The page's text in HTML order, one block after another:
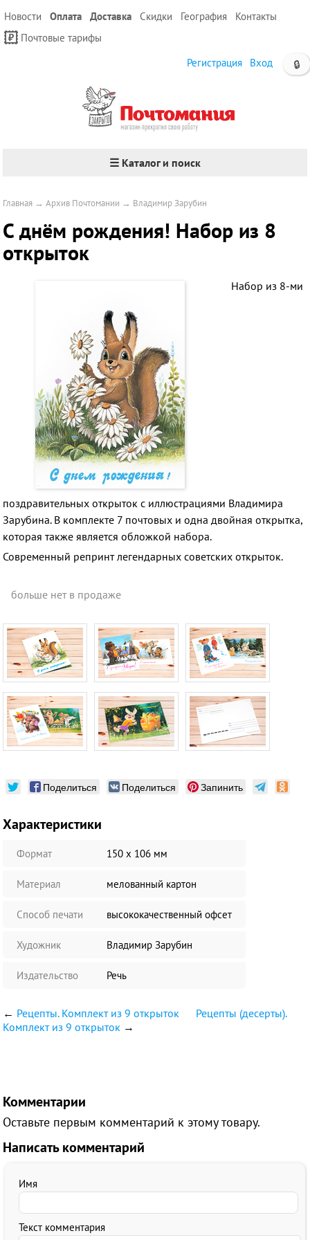
Новости Оплата Доставка Скидки География
Контакты
Почтовые тарифы
🔒
Регистрация Вход
☰ Каталог и поиск
Главная →Архив Почтомании → Владимир Зарубин
С днём рождения! Набор из 8
открыток
Набор из 8-ми
поздравительных открыток с иллюстрациями Владимира
Зарубина. В комплекте 7 почтовых и одна двойная открытка,
которая также является обложкой набора.
Современный репринт легендарных советских открыток.
больше нет в продаже
Поделиться Поделиться Запинить
Характеристики
Формат 150 х 106 мм
Материал мелованный картон
Способ печати высококачественный офсет
Художник Владимир Зарубин
Издательство Речь
← Рецепты. Комплект из 9 открыток
Рецепты (десерты).
Комплект из 9 открыток →
Комментарии
Оставьте первым комментарий к этому товару.
Написать комментарий
Имя
Текст комментария